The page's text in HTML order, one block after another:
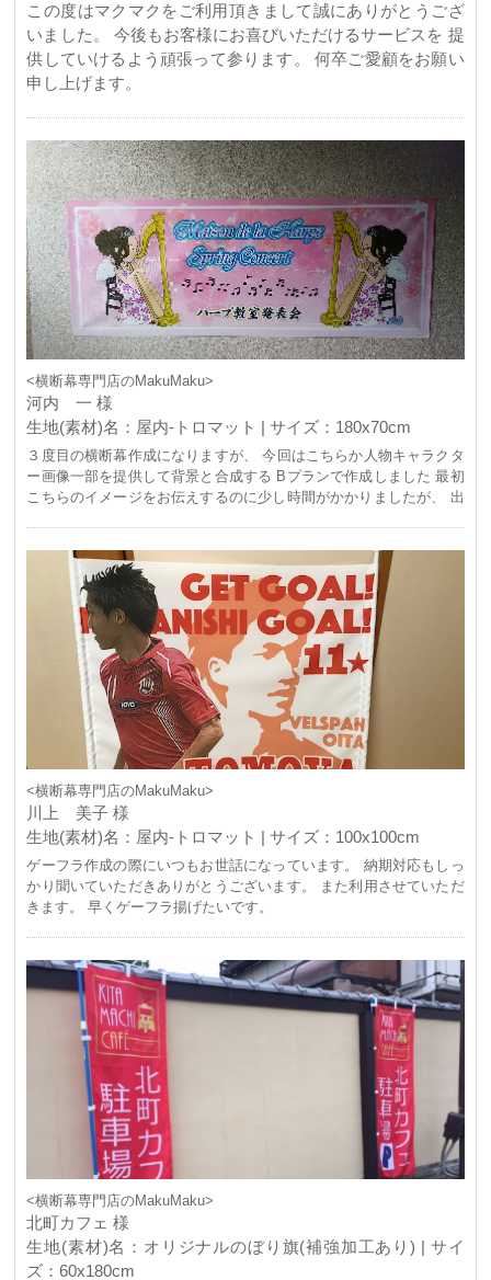
この度はマクマクをご利用頂きまして誠にありがとうござ
いました。 今後もお客様にお喜びいただけるサービスを 提
供していけるよう頑張って参ります。 何卒ご愛顧をお願い
申し上げます。
<横断幕専門店のMakuMaku>
河内 一 様
生地(素材)名：屋内-トロマット | サイズ：180x70cm
３度目の横断幕作成になりますが、 今回はこちらか人物キャラクタ
ー画像一部を提供して背景と合成する Bプランで作成しました 最初
こちらのイメージをお伝えするのに少し時間がかかりましたが、 出
<横断幕専門店のMakuMaku>
川上 美子 様
生地(素材)名：屋内-トロマット | サイズ：100x100cm
ゲーフラ作成の際にいつもお世話になっています。 納期対応もしっ
かり聞いていただきありがとうございます。 また利用させていただ
きます。 早くゲーフラ揚げたいです。
<横断幕専門店のMakuMaku>
北町カフェ 様
生地(素材)名：オリジナルのぼり旗(補強加工あり) | サイ
ズ：60x180cm